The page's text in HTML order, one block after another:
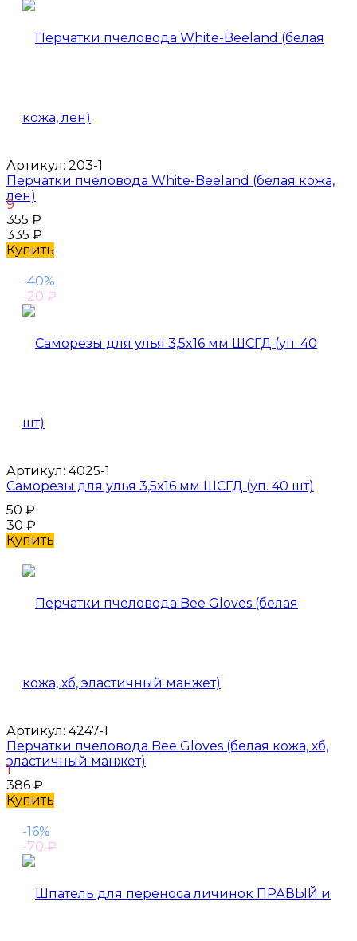
Артикул: 203-1
Перчатки пчеловода White-Beeland (белая кожа,
лен)
9
355 ₽
335 ₽
Купить
-40%
-20 ₽
Артикул: 4025-1
Саморезы для улья 3,5x16 мм ШСГД (уп. 40 шт)
50 ₽
30 ₽
Купить
Артикул: 4247-1
Перчатки пчеловода Bee Gloves (белая кожа, хб,
эластичный манжет)
1
386 ₽
Купить
-16%
-70 ₽